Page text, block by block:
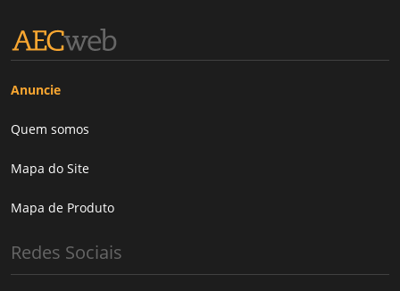
Anuncie
Quem somos
Mapa do Site
Mapa de Produto
Redes Sociais